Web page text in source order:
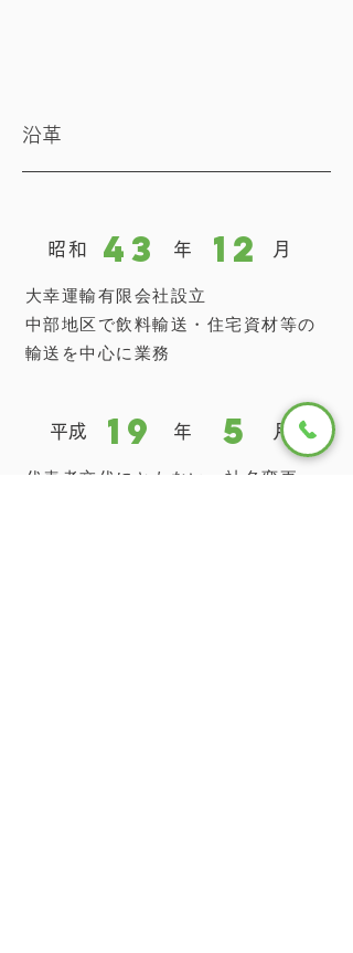
沿革
昭和 43 年 12 月
大幸運輸有限会社設立
中部地区で飲料輸送・住宅資材等の
輸送を中心に業務
​平成 19 年 5 月
代表者交代にともない、社名変更・